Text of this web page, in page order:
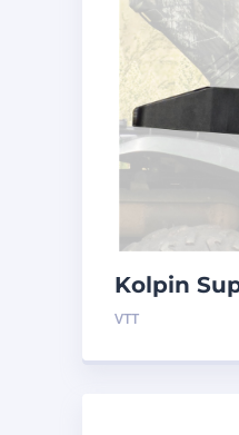
Kolpin
à fusil en
VTT